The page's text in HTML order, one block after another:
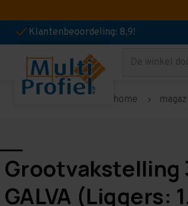
Klantenbeoordeling: 8,9!
Zoeken
home
Grootvakstelling
GALVA (Liggers: